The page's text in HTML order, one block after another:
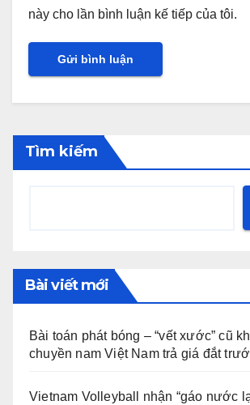
này cho lần bình luận kế tiếp của tôi.
Tìm kiếm
Bài viết mới
Bài toán phát bóng – “vết xước” cũ
chuyền nam Việt Nam trả giá đắt
Vietnam Volleyball nhận “gáo nước